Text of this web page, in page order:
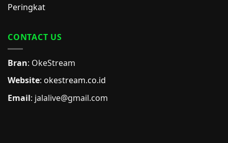
Peringkat
CONTACT US
Bran: OkeStream
Website: okestream.co.id
Email: jalalive@gmail.com